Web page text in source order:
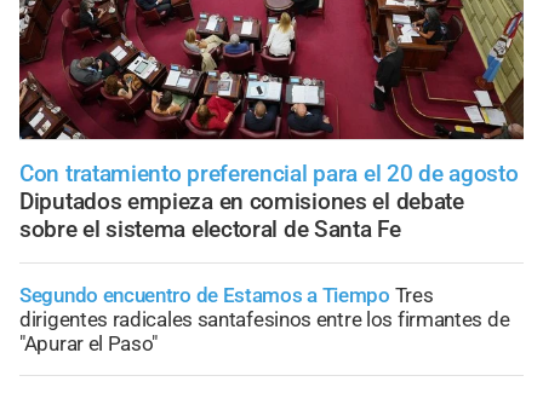
Con tratamiento preferencial para el 20 de agosto
Diputados empieza en comisiones el debate
sobre el sistema electoral de Santa Fe
Segundo encuentro de Estamos a Tiempo Tres
dirigentes radicales santafesinos entre los firmantes de
"Apurar el Paso"